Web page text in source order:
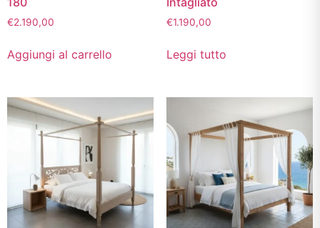
€2.190,00
Aggiungi al carrello
€1.190,00
Leggi tutto